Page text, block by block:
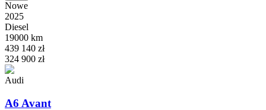
Nowe
2025
Diesel
19000 km
439 140 zł
324 900 zł
Audi
A6 Avant